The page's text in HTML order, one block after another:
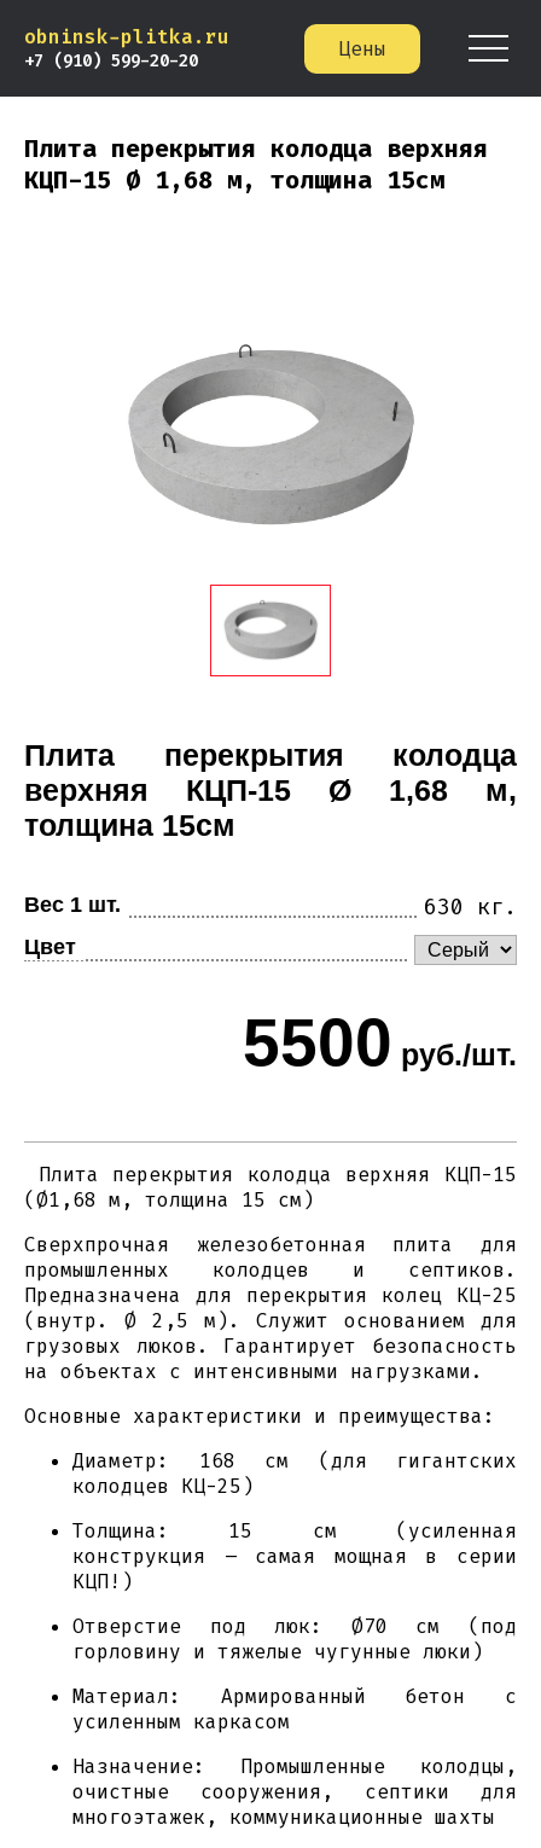
obninsk-plitka.ru
+7 (910) 599-20-20 Цены
Плита перекрытия колодца верхняя
КЦП-15 Ø 1,68 м, толщина 15см
Плита перекрытия колодца
верхняя КЦП-15 Ø 1,68 м,
толщина 15см
Вес 1 шт. 630 кг.
Цвет
5500 руб./шт.
Плита перекрытия колодца верхняя КЦП-15
(Ø1,68 м, толщина 15 см)
Сверхпрочная железобетонная плита для
промышленных колодцев и септиков.
Предназначена для перекрытия колец КЦ-25
(внутр. Ø 2,5 м). Служит основанием для
грузовых люков. Гарантирует безопасность
на объектах с интенсивными нагрузками.
Основные характеристики и преимущества:
Диаметр: 168 см (для гигантских
колодцев КЦ-25)
Толщина: 15 см (усиленная
конструкция – самая мощная в серии
КЦП!)
Отверстие под люк: Ø70 см (под
горловину и тяжелые чугунные люки)
Материал: Армированный бетон с
усиленным каркасом
Назначение: Промышленные колодцы,
очистные сооружения, септики для
многоэтажек, коммуникационные шахты